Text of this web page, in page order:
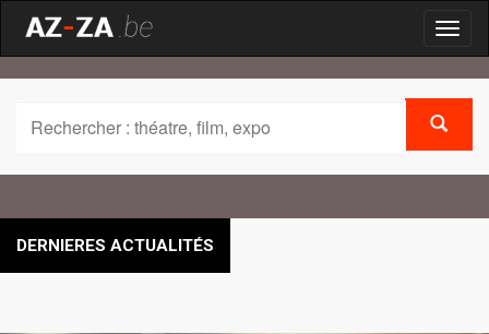
DERNIERES ACTUALITÉS